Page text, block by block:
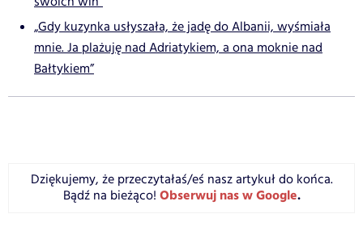
„Gdy kuzynka usłyszała, że jadę do Albanii, wyśmiała
mnie. Ja plażuję nad Adriatykiem, a ona moknie nad
Bałtykiem”
Dziękujemy, że przeczytałaś/eś nasz artykuł do końca.
Bądź na bieżąco! Obserwuj nas w Google.